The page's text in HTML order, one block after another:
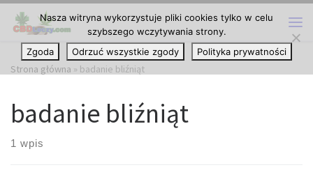
Przejdź do treści
Strona główna » badanie bliźniąt
badanie bliźniąt
1 wpis
Nasza witryna wykorzystuje pliki cookies tylko w celu
szybszego wczytywania strony.
Zgoda
Odrzuć wszystkie zgody Polityka prywatności